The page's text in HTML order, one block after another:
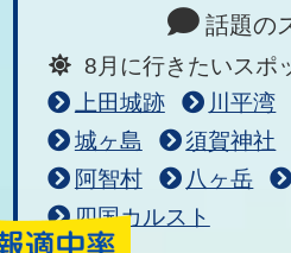
話題の
8月に行きたいスポ
上田城跡
川平湾
城ヶ島
須賀神社
阿智村
八ヶ岳
四国カルスト